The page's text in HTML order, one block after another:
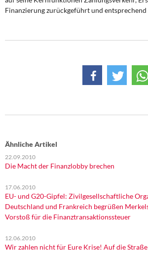
Finanzierung zurückgeführt und entsprechend
Ähnliche Artikel
22.09.2010
Die Macht der Finanzlobby brechen
17.06.2010
EU- und G20-Gipfel: Zivilgesellschaftliche
Deutschland und Frankreich begrüßen
Vorstoß für die Finanztransaktionssteuer
12.06.2010
Wir zahlen nicht für Eure Krise! Auf die